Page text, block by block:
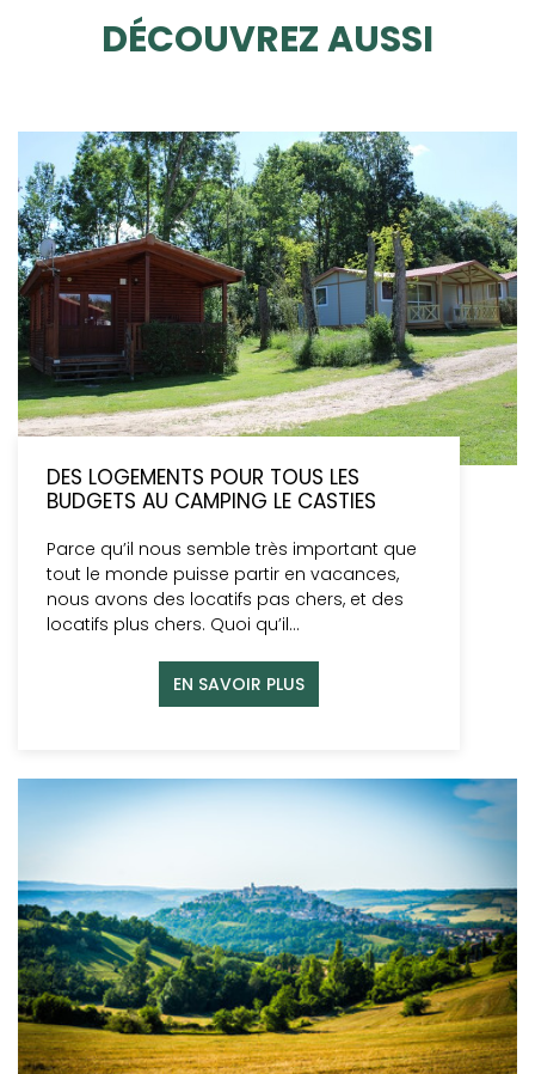
DÉCOUVREZ AUSSI
DES LOGEMENTS POUR TOUS LES
BUDGETS AU CAMPING LE CASTIES
Parce qu’il nous semble très important que
tout le monde puisse partir en vacances,
nous avons des locatifs pas chers, et des
locatifs plus chers. Quoi qu’il…
EN SAVOIR PLUS